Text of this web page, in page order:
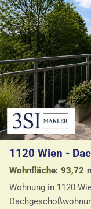
1120 Wien -
Wohnfläche: 93,72
Wohnung in 1120